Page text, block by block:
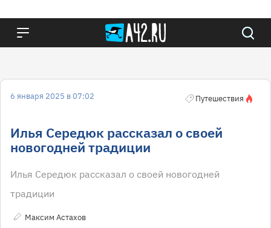
6 января 2025 в 07:02 Путешествия
Илья Середюк рассказал о своей
новогодней традиции
Илья Середюк рассказал о своей новогодней
традиции
Максим Астахов